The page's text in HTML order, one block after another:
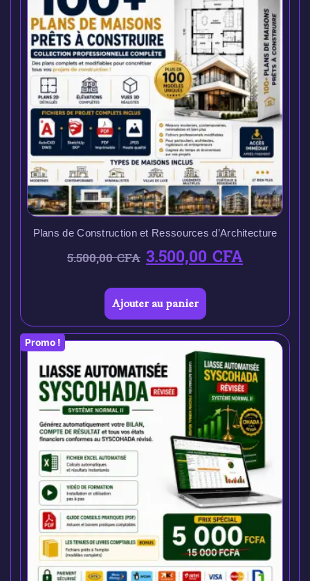
Plans de Construction et Ressources d’Architecture
5.500,00CFA 3.500,00CFA
Ajouter au panier
Promo !